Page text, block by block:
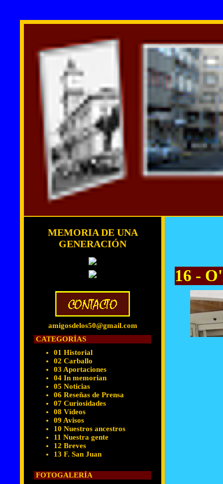
MEMORIA DE UNA
GENERACIÓN
amigosdelos50@gmail.com
CATEGORÍAS
01 Historial
02 Carballo
03 Aportaciones
04 In memorian
05 Noticias
06 Reseñas de Prensa
07 Curiosidades
08 Vídeos
09 Avisos
10 Nuestros ancestros
11 Nuestra gente
12 Breves
13 F. San Juan
FOTOGALERÍA
16 -